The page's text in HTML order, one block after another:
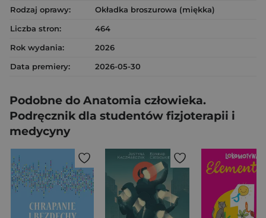
Rodzaj oprawy:
Okładka broszurowa (miękka)
Liczba stron:
464
Rok wydania:
2026
Data premiery:
2026-05-30
Podobne do Anatomia człowieka.
Podręcznik dla studentów fizjoterapii i
medycyny